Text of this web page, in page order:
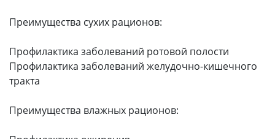
Преимущества сухих рационов:
Профилактика заболеваний ротовой полости
Профилактика заболеваний желудочно-кишечного
тракта
Преимущества влажных рационов: